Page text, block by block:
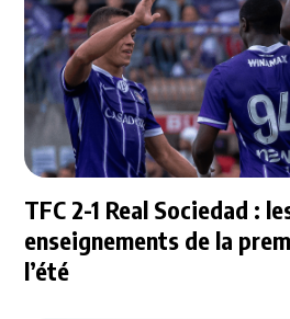
TFC 2-1 Real Sociedad :
enseignements de la
l’été